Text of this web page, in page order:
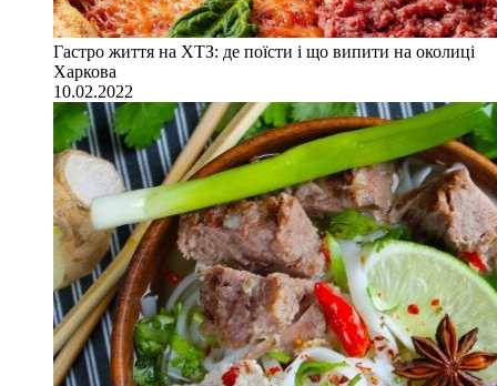
Гастро життя на ХТЗ: де поїсти і що випити на околиці
Харкова
10.02.2022